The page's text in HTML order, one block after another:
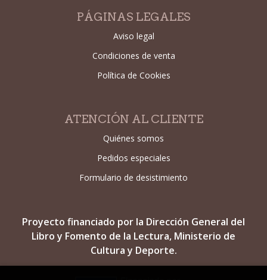
PÁGINAS LEGALES
Aviso legal
Condiciones de venta
Política de Cookies
ATENCIÓN AL CLIENTE
Quiénes somos
Pedidos especiales
Formulario de desistimiento
Proyecto financiado por la Dirección General del
Libro y Fomento de la Lectura, Ministerio de
Cultura y Deporte.